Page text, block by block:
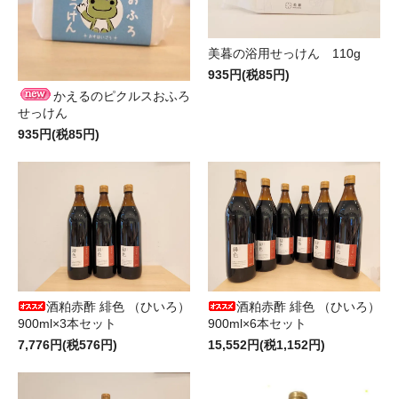
かえるのピクルスおふろ
せっけん
935円(税85円)
美暮の浴用せっけん 110g
935円(税85円)
酒粕赤酢 緋色 （ひいろ）
900ml×3本セット
7,776円(税576円)
酒粕赤酢 緋色 （ひいろ）
900ml×6本セット
15,552円(税1,152円)